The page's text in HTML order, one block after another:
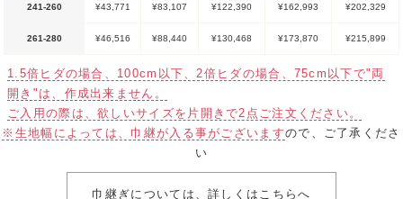
241-260 ¥43,771 ¥83,107 ¥122,390 ¥162,993 ¥202,329
261-280 ¥46,516 ¥88,440 ¥130,468 ¥173,870 ¥215,899
1.5倍ヒダの場合、100cm以下、2倍ヒダの場合、75cm以下で"両
開き"は、作成出来ません。
ご入用の際は、欲しいサイズを片開きで2点ご注文ください。
※生地幅によっては、巾継が入る事がございますので、ご了承くださ
い
巾継ぎについては、詳しくはこちらへ